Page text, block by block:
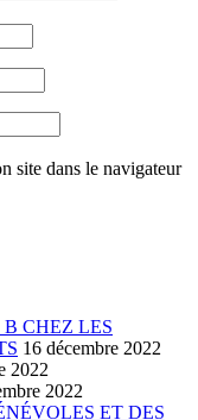
site dans le navigateur
CHEZ LES
16 décembre 2022
2022
2022
ET DES